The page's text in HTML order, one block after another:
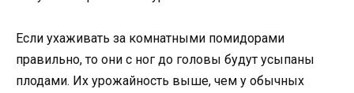
Если ухаживать за комнатными помидорами
правильно, то они с ног до головы будут усыпаны
плодами. Их урожайность выше, чем у обычных